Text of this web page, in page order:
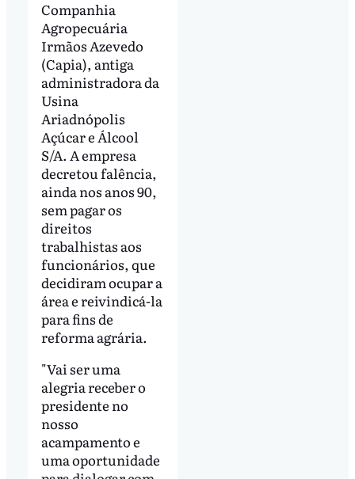
Companhia
Agropecuária
Irmãos Azevedo
(Capia), antiga
administradora da
Usina
Ariadnópolis
Açúcar e Álcool
S/A. A empresa
decretou falência,
ainda nos anos 90,
sem pagar os
direitos
trabalhistas aos
funcionários, que
decidiram ocupar a
área e reivindicá-la
para fins de
reforma agrária.
"Vai ser uma
alegria receber o
presidente no
nosso
acampamento e
uma oportunidade